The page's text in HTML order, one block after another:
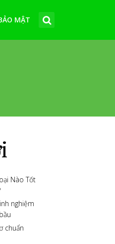
MẬT
Nào Tốt
nghiệm
chuẩn